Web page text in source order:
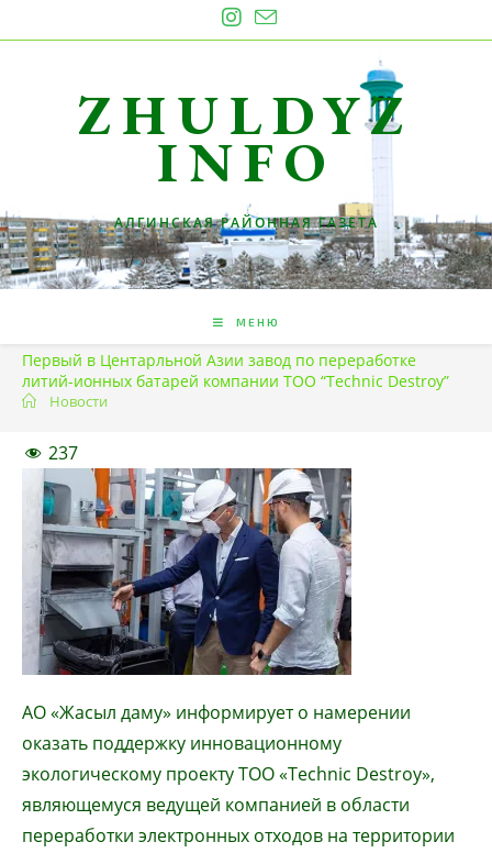
к
ZHULDYZ
INFO
АЛГИНСКАЯ РАЙОННАЯ ГАЗЕТА
МЕНЮ
Первый в Центарльной Азии завод по переработке
литий-ионных батарей компании ТОО “Technic Destroy”
Новости
237
АО «Жасыл даму» информирует о намерении
оказать поддержку инновационному
экологическому проекту ТОО «Technic Destroy»,
являющемуся ведущей компанией в области
переработки электронных отходов на территории